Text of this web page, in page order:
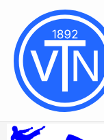
springen